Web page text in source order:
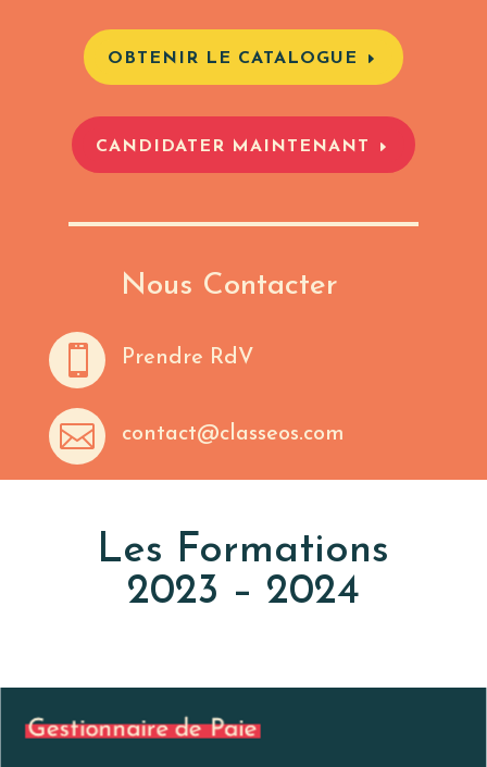
OBTENIR LE CATALOGUE
CANDIDATER MAINTENANT
Nous Contacter
 Prendre RdV
 contact@classeos.com
Les Formations
2023 – 2024